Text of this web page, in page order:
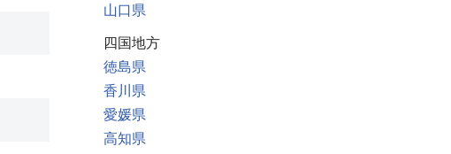
山口県
四国地方
徳島県
香川県
愛媛県
高知県